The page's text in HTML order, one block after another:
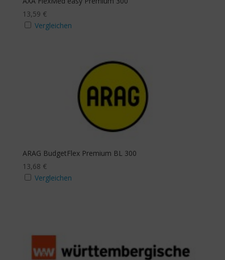
13,59 €
Vergleichen
ARAG BudgetFlex Premium BL 300
13,68 €
Vergleichen